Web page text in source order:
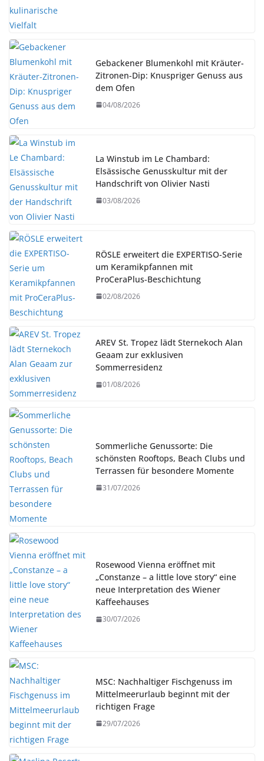
Gebackener Blumenkohl mit Kräuter-
Zitronen-Dip: Knuspriger Genuss aus
dem Ofen
04/08/2026
La Winstub im Le Chambard:
Elsässische Genusskultur mit der
Handschrift von Olivier Nasti
03/08/2026
RÖSLE erweitert die EXPERTISO-Serie
um Keramikpfannen mit
ProCeraPlus-Beschichtung
02/08/2026
AREV St. Tropez lädt Sternekoch Alan
Geaam zur exklusiven
Sommerresidenz
01/08/2026
Sommerliche Genussorte: Die
schönsten Rooftops, Beach Clubs und
Terrassen für besondere Momente
31/07/2026
Rosewood Vienna eröffnet mit
„Constanze – a little love story“ eine
neue Interpretation des Wiener
Kaffeehauses
30/07/2026
MSC: Nachhaltiger Fischgenuss im
Mittelmeerurlaub beginnt mit der
richtigen Frage
29/07/2026